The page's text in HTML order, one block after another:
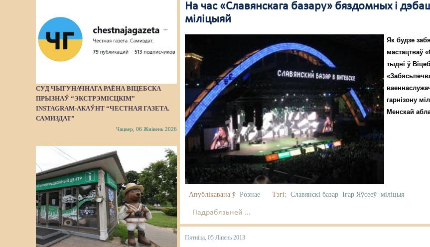
СУД ЧЫГУНАЧНАГА РАЁНА ВІЦЕБСКА
ПРЫЗНАЎ “ЭКСТРЭМІСЦКІМ”
INSTAGRAM-АКАЎНТ “ЧЕСТНАЯ ГАЗЕТА.
САМИЗДАТ”
Чацвер, 06 Жнівень 2026
На час «Славянскага базару» бяздомных і
міліцыяй
Як будзе
мастацтваў
тыдні ў
гарнізону
Менскай
Апублікавана ў Рознае Тэгі: Славянскі базар Ігар Яўсееў міліцыя
Падрабязьней ...
Пятніца, 05 Ліпень 2013